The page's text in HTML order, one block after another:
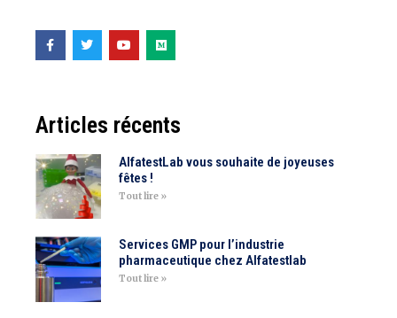
Articles récents
AlfatestLab vous souhaite de joyeuses
fêtes !
Tout lire »
Services GMP pour l’industrie
pharmaceutique chez Alfatestlab
Tout lire »